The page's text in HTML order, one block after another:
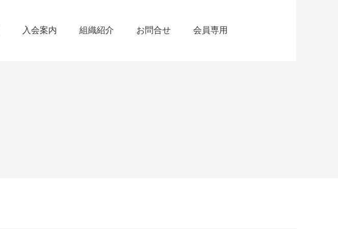
入会案内 組織紹介 お問合せ 会員専用